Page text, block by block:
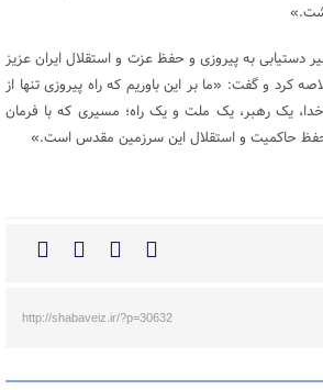
دستیابی به پیروزی و حفظ عزت و استقلال ایران عزیز
کرد و گفت: «ما بر این باوریم که راه پیروزی تنها از
یک رهبر، یک ملت و یک راه؛ مسیری که با فرمان
حفظ حاکمیت و استقلال این سرزمین مقدس است.»
http://shabaveiz.ir/?p=30632